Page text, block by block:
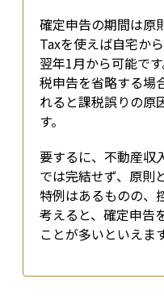
確定申告の期間は原
Taxを使えば自宅か
翌年1月から可能で
税申告を省略する場
れると課税誤りの原
す。
要するに、不動産収
では完結せず、原則
特例はあるものの、
考えると、確定申告
ことが多いといえます